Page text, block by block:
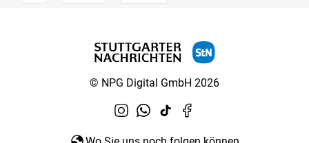
© NPG Digital GmbH 2026